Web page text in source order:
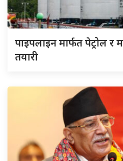
पाइपलाइन मार्फत पेट्रोल र
तयारी